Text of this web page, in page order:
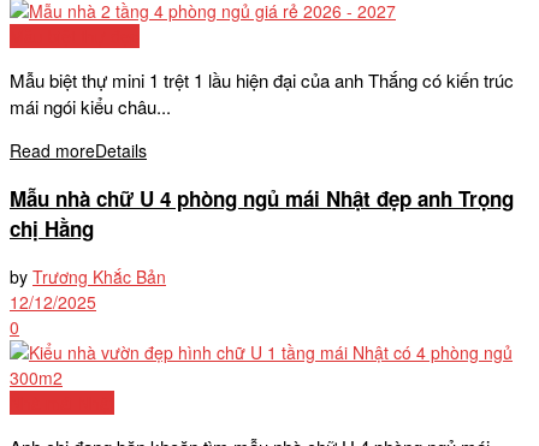
Mẫu biệt thự mini 1 trệt 1 lầu hiện đại của anh Thắng có kiến trúc
mái ngói kiểu châu...
Read moreDetails
Mẫu nhà chữ U 4 phòng ngủ mái Nhật đẹp anh Trọng
chị Hằng
by Trương Khắc Bản
12/12/2025
0